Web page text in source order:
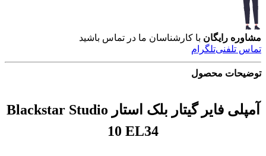
مشاوره رایگان با کارشناسان ما در تماس باشید
تماس تلفنیتلگرام
توضیحات محصول
آمپلی فایر گیتار بلک استار Blackstar Studio
10 EL34